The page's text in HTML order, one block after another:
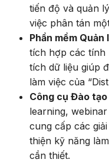
tiến độ và quản
việc phân tán
Phần mềm
tích hợp các tính
tích dữ liệu giúp
làm việc của
Công cụ Đào
learning,
cung cấp các
thiện kỹ năng
cần thiết.